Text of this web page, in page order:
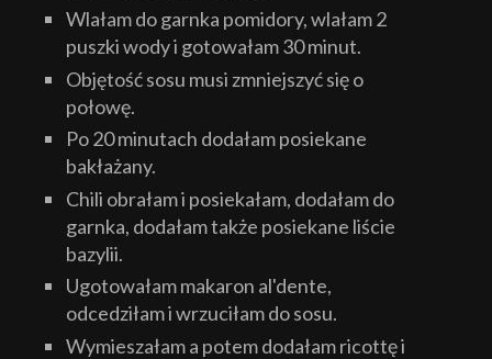
Wlałam do garnka pomidory, wlałam 2
puszki wody i gotowałam 30 minut.
Objętość sosu musi zmniejszyć się o
połowę.
Po 20 minutach dodałam posiekane
bakłażany.
Chili obrałam i posiekałam, dodałam do
garnka, dodałam także posiekane liście
bazylii.
Ugotowałam makaron al'dente,
odcedziłam i wrzuciłam do sosu.
Wymieszałam a potem dodałam ricottę i